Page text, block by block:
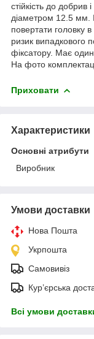
стійкість до добрив
діаметром 12.5 мм.
повертати головку
ризик випадкового
фіксатору. Має один
На фото
Приховати
Характеристики
Основні атрибути
Виробник
Умови доставки
Нова Пошта
Укрпошта
Самовивіз
Кур’єрська
Всі умови